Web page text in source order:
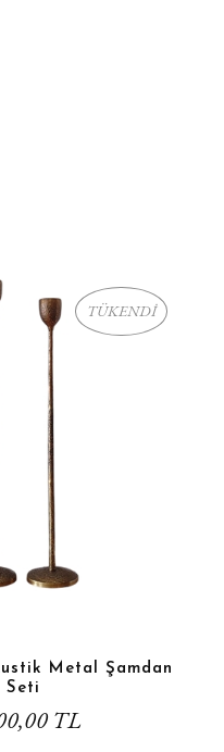
TÜKENDİ
Metal Şamdan
Seti
TL